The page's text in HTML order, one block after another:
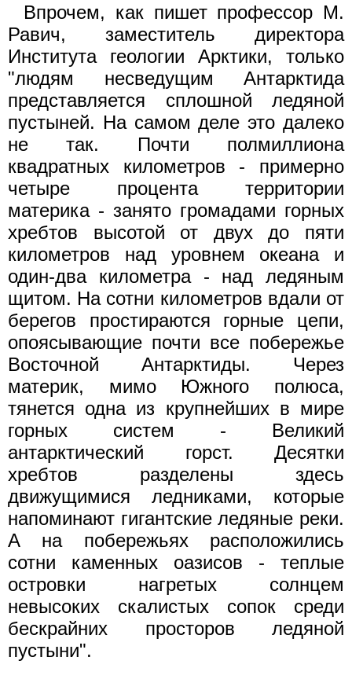
Впрочем, как пишет профессор М.
Равич, заместитель директора
Института геологии Арктики, только
"людям несведущим Антарктида
представляется сплошной ледяной
пустыней. На самом деле это далеко
не так. Почти полмиллиона
квадратных километров - примерно
четыре процента территории
материка - занято громадами горных
хребтов высотой от двух до пяти
километров над уровнем океана и
один-два километра - над ледяным
щитом. На сотни километров вдали от
берегов простираются горные цепи,
опоясывающие почти все побережье
Восточной Антарктиды. Через
материк, мимо Южного полюса,
тянется одна из крупнейших в мире
горных систем - Великий
антарктический горст. Десятки
хребтов разделены здесь
движущимися ледниками, которые
напоминают гигантские ледяные реки.
А на побережьях расположились
сотни каменных оазисов - теплые
островки нагретых солнцем
невысоких скалистых сопок среди
бескрайних просторов ледяной
пустыни".